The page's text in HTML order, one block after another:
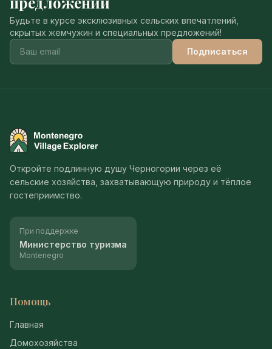
Будьте в курсе эксклюзивных сельских впечатлений,
скрытых жемчужин и специальных предложений!
Подписаться
Montenegro Village Explorer
Откройте подлинную душу Черногории через её
сельские хозяйства, захватывающую природу и тёплое
гостеприимство.
При поддержке
Министерство туризма
Montenegro
Помощь
Главная
Домохозяйства